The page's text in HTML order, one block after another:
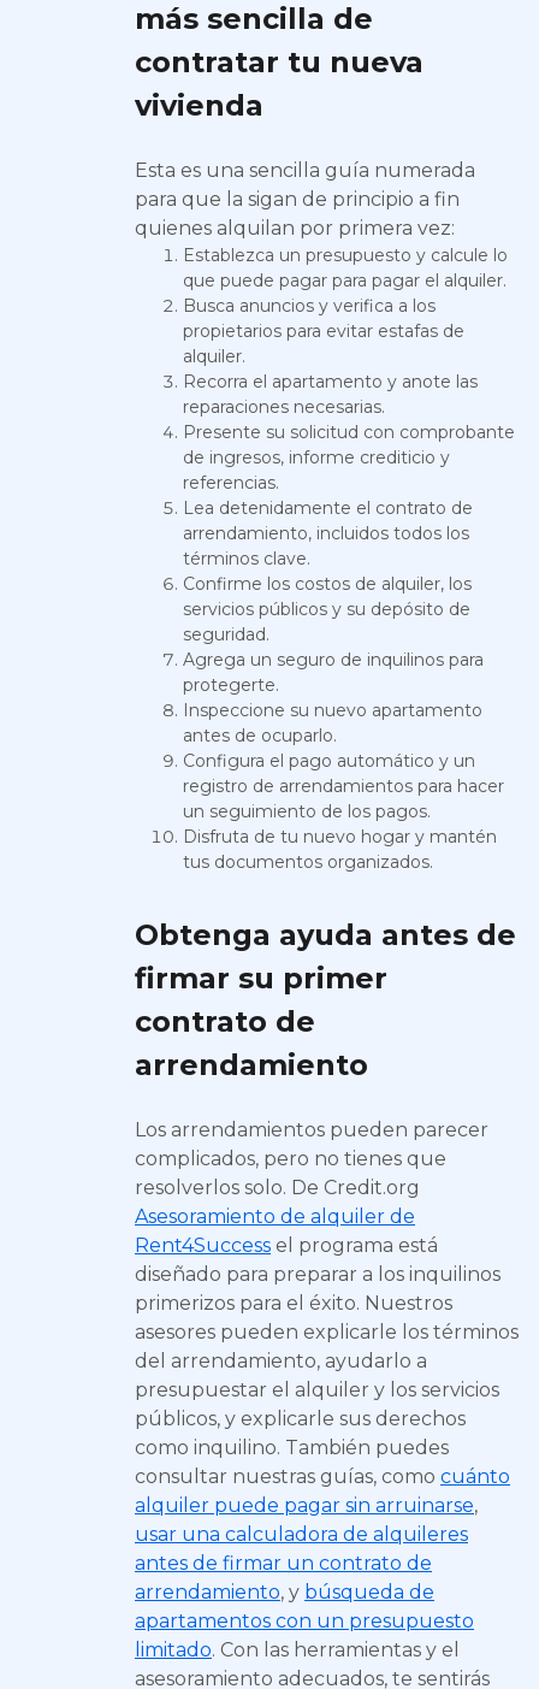
más sencilla de
contratar tu nueva
vivienda
Esta es una sencilla guía numerada
para que la sigan de principio a fin
quienes alquilan por primera vez:
Establezca un presupuesto y calcule lo
que puede pagar para pagar el alquiler.
Busca anuncios y verifica a los
propietarios para evitar estafas de
alquiler.
Recorra el apartamento y anote las
reparaciones necesarias.
Presente su solicitud con comprobante
de ingresos, informe crediticio y
referencias.
Lea detenidamente el contrato de
arrendamiento, incluidos todos los
términos clave.
Confirme los costos de alquiler, los
servicios públicos y su depósito de
seguridad.
Agrega un seguro de inquilinos para
protegerte.
Inspeccione su nuevo apartamento
antes de ocuparlo.
Configura el pago automático y un
registro de arrendamientos para hacer
un seguimiento de los pagos.
Disfruta de tu nuevo hogar y mantén
tus documentos organizados.
Obtenga ayuda antes de
firmar su primer
contrato de
arrendamiento
Los arrendamientos pueden parecer
complicados, pero no tienes que
resolverlos solo. De Credit.org
Asesoramiento de alquiler de
Rent4Success el programa está
diseñado para preparar a los inquilinos
primerizos para el éxito. Nuestros
asesores pueden explicarle los términos
del arrendamiento, ayudarlo a
presupuestar el alquiler y los servicios
públicos, y explicarle sus derechos
como inquilino. También puedes
consultar nuestras guías, como cuánto
alquiler puede pagar sin arruinarse,
usar una calculadora de alquileres
antes de firmar un contrato de
arrendamiento, y búsqueda de
apartamentos con un presupuesto
limitado. Con las herramientas y el
asesoramiento adecuados, te sentirás